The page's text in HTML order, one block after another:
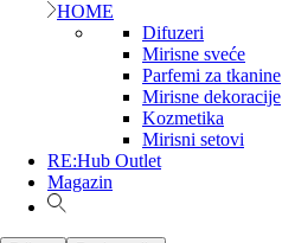
HOME
Difuzeri
Mirisne sveće
Parfemi za tkanine
Mirisne dekoracije
Kozmetika
Mirisni setovi
RE:Hub Outlet
Magazin